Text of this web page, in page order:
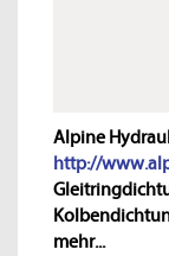
Alpine
http://
mehr...